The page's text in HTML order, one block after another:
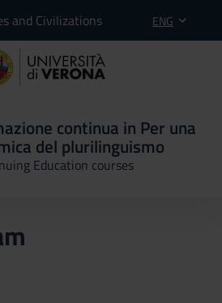
and Civilizations ENG
continua in Per una
del plurilinguismo
Education courses